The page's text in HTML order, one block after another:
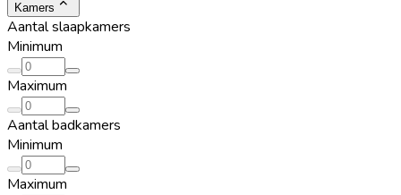
Kamers
Aantal slaapkamers
Minimum
Maximum
Aantal badkamers
Minimum
Maximum